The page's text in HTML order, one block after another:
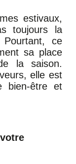
estivaux,
toujours la
ce
sa place
la saison.
elle est
bien-être et